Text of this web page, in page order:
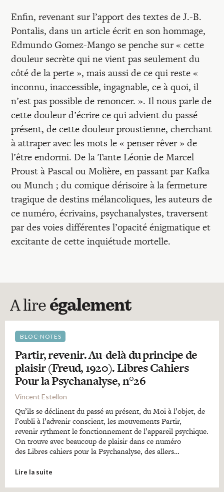
Enfin, revenant sur l’apport des textes de J.-B.
Pontalis, dans un article écrit en son hommage,
Edmundo Gomez-Mango se penche sur « cette
douleur secrète qui ne vient pas seulement du
côté de la perte », mais aussi de ce qui reste «
inconnu, inaccessible, ingagnable, ce à quoi, il
n’est pas possible de renoncer. ». Il nous parle de
cette douleur d’écrire ce qui advient du passé
présent, de cette douleur proustienne, cherchant
à attraper avec les mots le « penser rêver » de
l’être endormi. De la Tante Léonie de Marcel
Proust à Pascal ou Molière, en passant par Kafka
ou Munch ; du comique dérisoire à la fermeture
tragique de destins mélancoliques, les auteurs de
ce numéro, écrivains, psychanalystes, traversent
par des voies différentes l’opacité énigmatique et
excitante de cette inquiétude mortelle.
A lire également
BLOC-NOTES
Partir, revenir. Au-delà du principe de
plaisir (Freud, 1920). Libres Cahiers
Pour la Psychanalyse, n°26
Vincent Estellon
Qu’ils se déclinent du passé au présent, du Moi à l’objet, de
l’oubli à l’advenir conscient, les mouvements Partir,
revenir rythment le fonctionnement de l’appareil psychique.
On trouve avec beaucoup de plaisir dans ce numéro
des Libres cahiers pour la Psychanalyse, des allers…
Lire la suite